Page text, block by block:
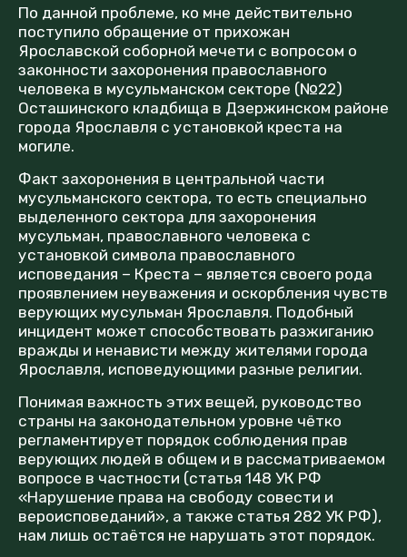
По данной проблеме, ко мне действительно
поступило обращение от прихожан
Ярославской соборной мечети с вопросом о
законности захоронения православного
человека в мусульманском секторе (№22)
Осташинского кладбища в Дзержинском районе
города Ярославля с установкой креста на
могиле.
Факт захоронения в центральной части
мусульманского сектора, то есть специально
выделенного сектора для захоронения
мусульман, православного человека с
установкой символа православного
исповедания – Креста – является своего рода
проявлением неуважения и оскорбления чувств
верующих мусульман Ярославля. Подобный
инцидент может способствовать разжиганию
вражды и ненависти между жителями города
Ярославля, исповедующими разные религии.
Понимая важность этих вещей, руководство
страны на законодательном уровне чётко
регламентирует порядок соблюдения прав
верующих людей в общем и в рассматриваемом
вопросе в частности (статья 148 УК РФ
«Нарушение права на свободу совести и
вероисповеданий», а также статья 282 УК РФ),
нам лишь остаётся не нарушать этот порядок.